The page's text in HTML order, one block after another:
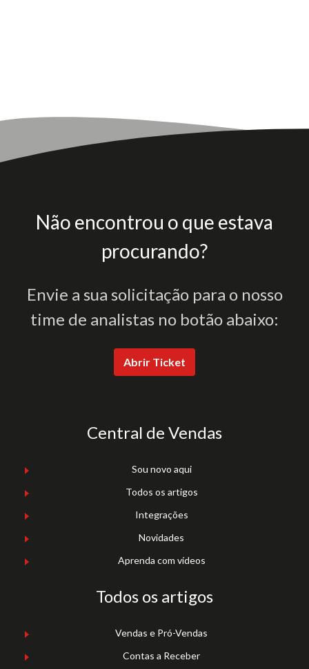
Não encontrou o que estava
procurando?
Envie a sua solicitação para o nosso
time de analistas no botão abaixo:
Abrir Ticket
Central de Vendas
Sou novo aqui
Todos os artigos
Integrações
Novidades
Aprenda com vídeos
Todos os artigos
Vendas e Pró-Vendas
Contas a Receber